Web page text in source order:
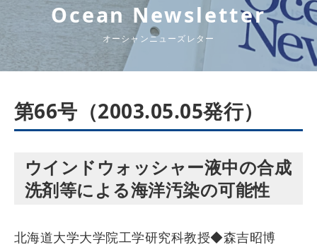
Ocean Newsletter
オーシャンニューズレター
第66号（2003.05.05発行）
ウインドウォッシャー液中の合成
洗剤等による海洋汚染の可能性
北海道大学大学院工学研究科教授◆森吉昭博